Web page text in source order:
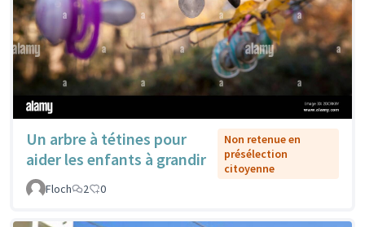
Un arbre à tétines pour
aider les enfants à grandir
Non retenue en
présélection
citoyenne
Floch
2 0